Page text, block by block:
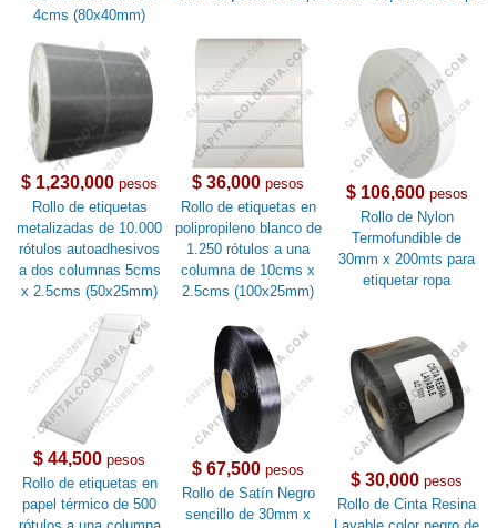
4cms (80x40mm)
$ 1,230,000 pesos
Rollo de etiquetas
metalizadas de 10.000
rótulos autoadhesivos
a dos columnas 5cms
x 2.5cms (50x25mm)
$ 36,000 pesos
Rollo de etiquetas en
polipropileno blanco de
1.250 rótulos a una
columna de 10cms x
2.5cms (100x25mm)
$ 106,600pesos
Rollo de Nylon
Termofundible de
30mm x 200mts para
etiquetar ropa
$ 44,500 pesos
Rollo de etiquetas en
papel térmico de 500
$ 67,500 pesos
Rollo de Satín Negro
sencillo de 30mm x
$ 30,000 pesos
Rollo de Cinta Resina